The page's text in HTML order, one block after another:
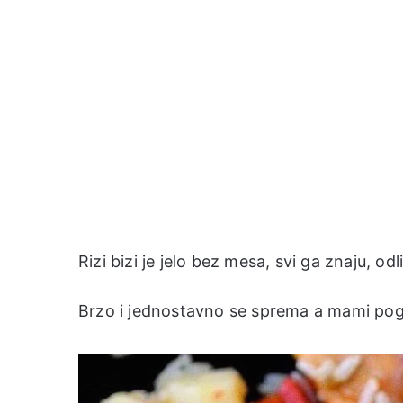
Rizi bizi je jelo bez mesa, svi ga znaju,
Brzo i jednostavno se sprema a mami